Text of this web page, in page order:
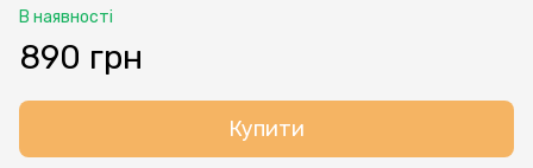
В наявності
890 грн
Купити